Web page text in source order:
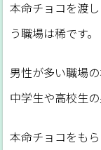
本命チョコを渡
う職場は稀です。
男性が多い職場
中学生や高校生
本命チョコをも